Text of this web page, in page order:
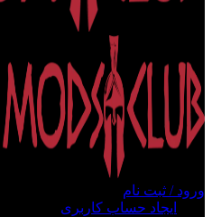
ورود / ثبت نام
ایجاد حساب کاربری